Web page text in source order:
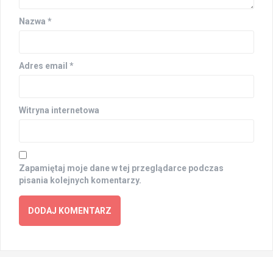
Nazwa *
Adres email *
Witryna internetowa
Zapamiętaj moje dane w tej przeglądarce podczas
pisania kolejnych komentarzy.